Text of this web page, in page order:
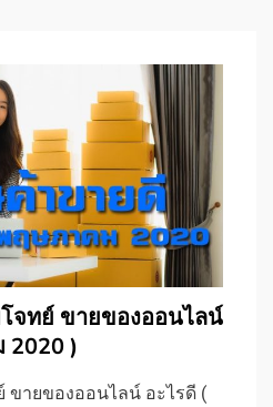
จทย์ ขายของออนไลน์
2020 )
ขายของออนไลน์ อะไรดี (